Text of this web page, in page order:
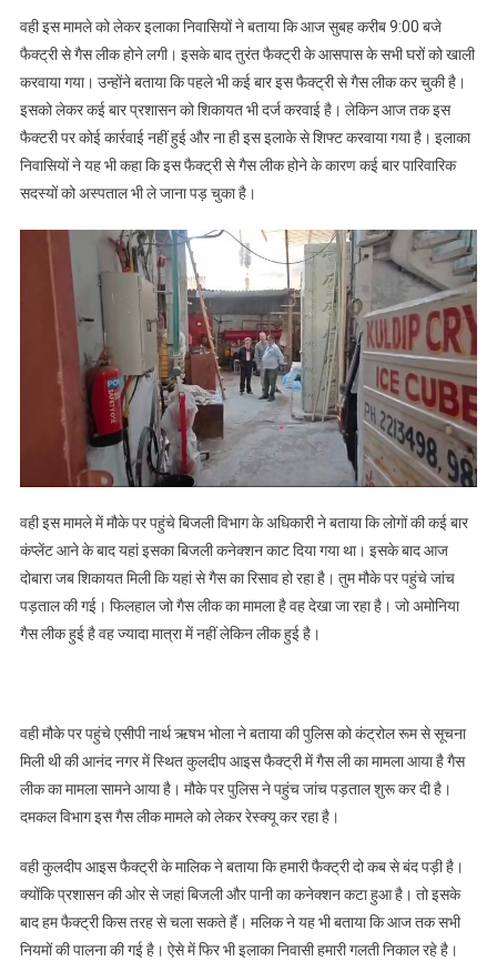
वही इस मामले को लेकर इलाका निवासियों ने बताया कि आज सुबह करीब 9:00 बजे
फैक्ट्री से गैस लीक होने लगी। इसके बाद तुरंत फैक्ट्री के आसपास के सभी घरों को खाली
करवाया गया। उन्होंने बताया कि पहले भी कई बार इस फैक्ट्री से गैस लीक कर चुकी है।
इसको लेकर कई बार प्रशासन को शिकायत भी दर्ज करवाई है। लेकिन आज तक इस
फैक्टरी पर कोई कार्रवाई नहीं हुई और ना ही इस इलाके से शिफ्ट करवाया गया है। इलाका
निवासियों ने यह भी कहा कि इस फैक्ट्री से गैस लीक होने के कारण कई बार पारिवारिक
सदस्यों को अस्पताल भी ले जाना पड़ चुका है।
वही इस मामले में मौके पर पहुंचे बिजली विभाग के अधिकारी ने बताया कि लोगों की कई बार
कंप्लेंट आने के बाद यहां इसका बिजली कनेक्शन काट दिया गया था। इसके बाद आज
दोबारा जब शिकायत मिली कि यहां से गैस का रिसाव हो रहा है। तुम मौके पर पहुंचे जांच
पड़ताल की गई। फिलहाल जो गैस लीक का मामला है वह देखा जा रहा है। जो अमोनिया
गैस लीक हुई है वह ज्यादा मात्रा में नहीं लेकिन लीक हुई है।
वही मौके पर पहुंचे एसीपी नार्थ ऋषभ भोला ने बताया की पुलिस को कंट्रोल रूम से सूचना
मिली थी की आनंद नगर में स्थित कुलदीप आइस फैक्ट्री में गैस ली का मामला आया है गैस
लीक का मामला सामने आया है। मौके पर पुलिस ने पहुंच जांच पड़ताल शुरू कर दी है।
दमकल विभाग इस गैस लीक मामले को लेकर रेस्क्यू कर रहा है।
वही कुलदीप आइस फैक्ट्री के मालिक ने बताया कि हमारी फैक्ट्री दो कब से बंद पड़ी है।
क्योंकि प्रशासन की ओर से जहां बिजली और पानी का कनेक्शन कटा हुआ है। तो इसके
बाद हम फैक्ट्री किस तरह से चला सकते हैं। मलिक ने यह भी बताया कि आज तक सभी
नियमों की पालना की गई है। ऐसे में फिर भी इलाका निवासी हमारी गलती निकाल रहे है।